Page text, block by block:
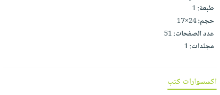
طبعة:1
حجم:24×17
عدد الصفحات:51
مجلدات:1
اكسسوارات كتب